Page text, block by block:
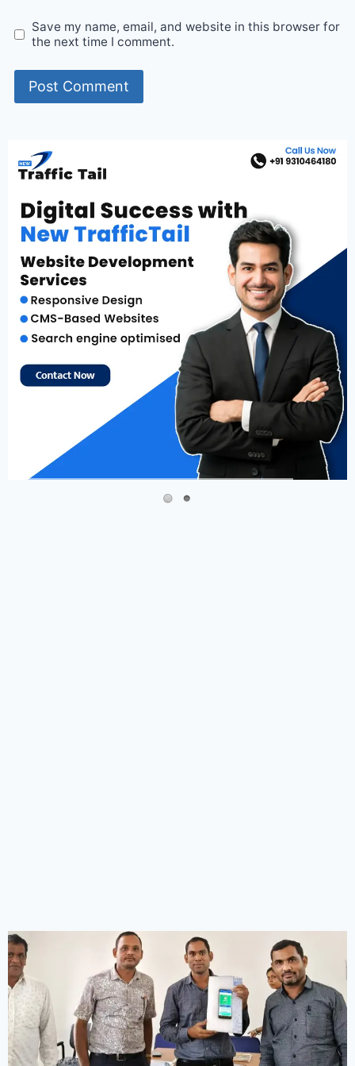
Save my name, email, and website in this browser for
the next time I comment.